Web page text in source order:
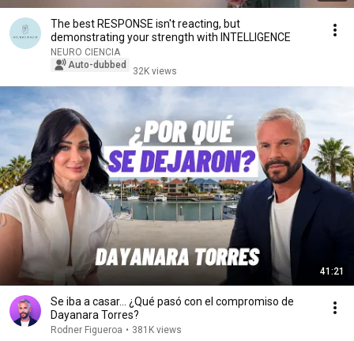
The best RESPONSE isn't reacting, but
demonstrating your strength with INTELLIGENCE
NEURO CIENCIA
Auto-dubbed
32K views
41:21
Se iba a casar… ¿Qué pasó con el compromiso de
Dayanara Torres?
Rodner Figueroa • 381K views